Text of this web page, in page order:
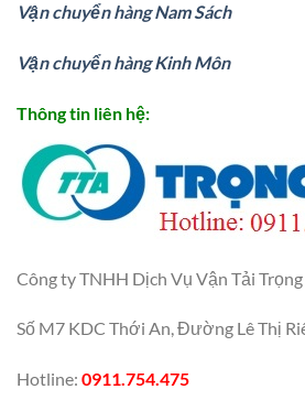
Vận chuyển hàng Nam Sách
Vận chuyển hàng Kinh Môn
Thông tin liên hệ:
Công ty TNHH Dịch Vụ Vận Tải Trọng
Số M7 KDC Thới An, Đường Lê Thị
Hotline: 0911.754.475